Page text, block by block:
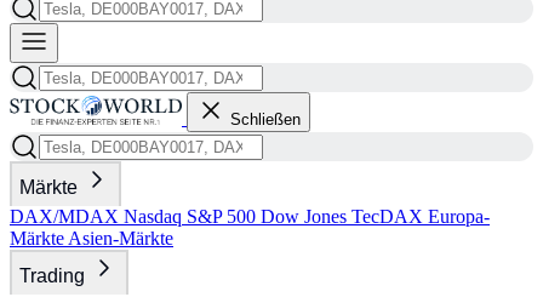
Schließen
Märkte
DAX/MDAX Nasdaq S&P 500 Dow Jones TecDAX Europa-
Märkte Asien-Märkte
Trading